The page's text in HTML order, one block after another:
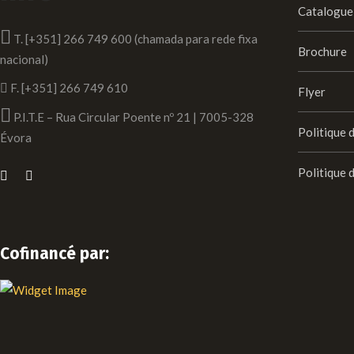
T. [+351] 266 749 600 (chamada para rede fixa
nacional)
F. [+351] 266 749 610
P.I.T.E – Rua Circular Poente nº 21 | 7005-328
Évora
Cofinancé par:
Catalogue
Brochure
Flyer
Politique
Politique